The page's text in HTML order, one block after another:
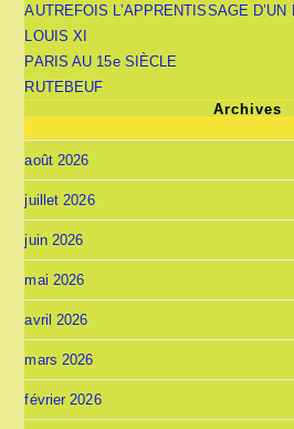
AUTREFOIS L’APPRENTISSAGE D’UN
LOUIS XI
PARIS AU 15e SIÈCLE
RUTEBEUF
Archives
août 2026
juillet 2026
juin 2026
mai 2026
avril 2026
mars 2026
février 2026